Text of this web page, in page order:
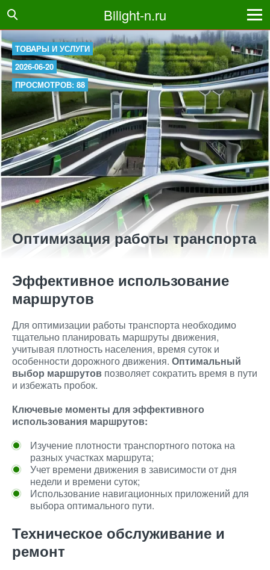
Bilight-n.ru
ТОВАРЫ И УСЛУГИ
2026-06-20
ПРОСМОТРОВ: 88
Оптимизация работы транспорта
Эффективное использование
маршрутов
Для оптимизации работы транспорта необходимо
тщательно планировать маршруты движения,
учитывая плотность населения, время суток и
особенности дорожного движения. Оптимальный
выбор маршрутов позволяет сократить время в пути
и избежать пробок.
Ключевые моменты для эффективного
использования маршрутов:
Изучение плотности транспортного потока на
разных участках маршрута;
Учет времени движения в зависимости от дня
недели и времени суток;
Использование навигационных приложений для
выбора оптимального пути.
Техническое обслуживание и
ремонт